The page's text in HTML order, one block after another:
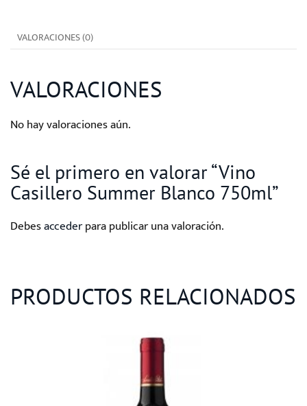
VALORACIONES (0)
VALORACIONES
No hay valoraciones aún.
Sé el primero en valorar “Vino
Casillero Summer Blanco 750ml”
Debesaccederpara publicar una valoración.
PRODUCTOS RELACIONADOS